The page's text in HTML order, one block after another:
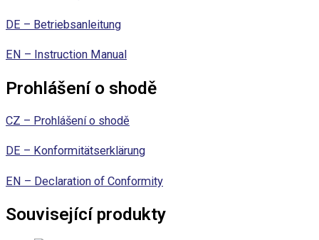
DE – Betriebsanleitung
EN – Instruction Manual
Prohlášení o shodě
CZ – Prohlášení o shodě
DE – Konformitätserklärung
EN – Declaration of Conformity
Související produkty